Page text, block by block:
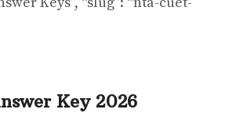
Key 2026